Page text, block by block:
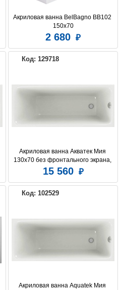
Акриловая ванна BelBagno BB102
150x70
2 680
Код: 129718
Акриловая ванна Aкватек Мия
130х70 без фронтального экрана,
без гидромассажа, без
15 560
Код: 102529
Акриловая ванна Aquatek Мия